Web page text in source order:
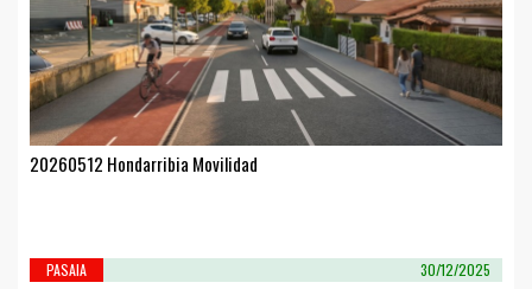
20260512 Hondarribia Movilidad
PASAIA 30/12/2025